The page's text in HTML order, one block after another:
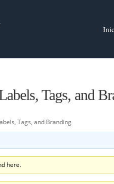
Tags, and
Tags, and Branding
here.